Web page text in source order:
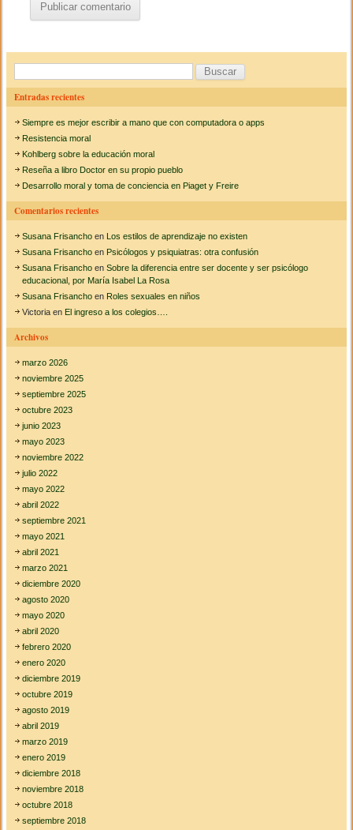
u
c
a
Entradas recientes
Siempre es mejor escribir a mano que con computadora o apps
Resistencia moral
Kohlberg sobre la educación moral
Reseña a libro Doctor en su propio pueblo
Desarrollo moral y toma de conciencia en Piaget y Freire
Comentarios recientes
Susana Frisancho enLos estilos de aprendizaje no existen
Susana Frisancho enPsicólogos y psiquiatras: otra confusión
Susana Frisancho enSobre la diferencia entre ser docente y ser psicólogo
educacional, por María Isabel La Rosa
Susana Frisancho enRoles sexuales en niños
Victoria enEl ingreso a los colegios….
Archivos
marzo 2026
noviembre 2025
septiembre 2025
octubre 2023
junio 2023
mayo 2023
noviembre 2022
julio 2022
mayo 2022
abril 2022
septiembre 2021
mayo 2021
abril 2021
marzo 2021
diciembre 2020
agosto 2020
mayo 2020
abril 2020
febrero 2020
enero 2020
diciembre 2019
octubre 2019
agosto 2019
abril 2019
marzo 2019
enero 2019
diciembre 2018
noviembre 2018
octubre 2018
septiembre 2018